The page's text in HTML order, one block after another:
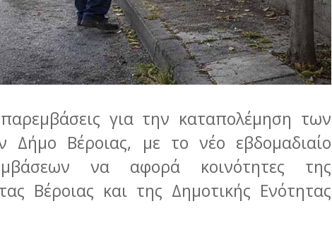
παρεμβάσεις για την καταπολέμηση των
Δήμο Βέροιας, με το νέο εβδομαδιαίο
να αφορά κοινότητες της
Βέροιας και της Δημοτικής Ενότητας